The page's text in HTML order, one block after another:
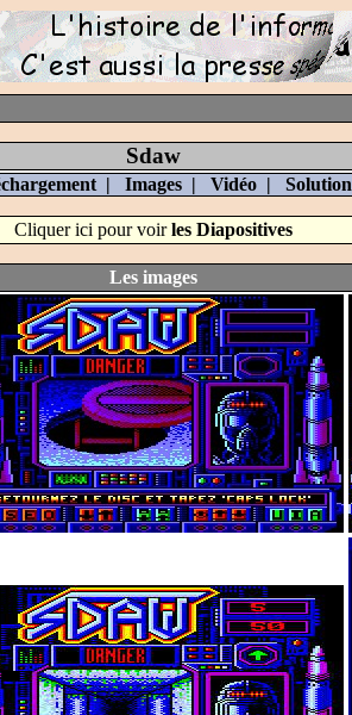
Sdaw
| Images| Vidéo| Solution
Cliquer ici pour voirles Diapositives
Les images